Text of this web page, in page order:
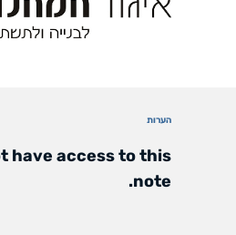
הערות
have access to this
note.